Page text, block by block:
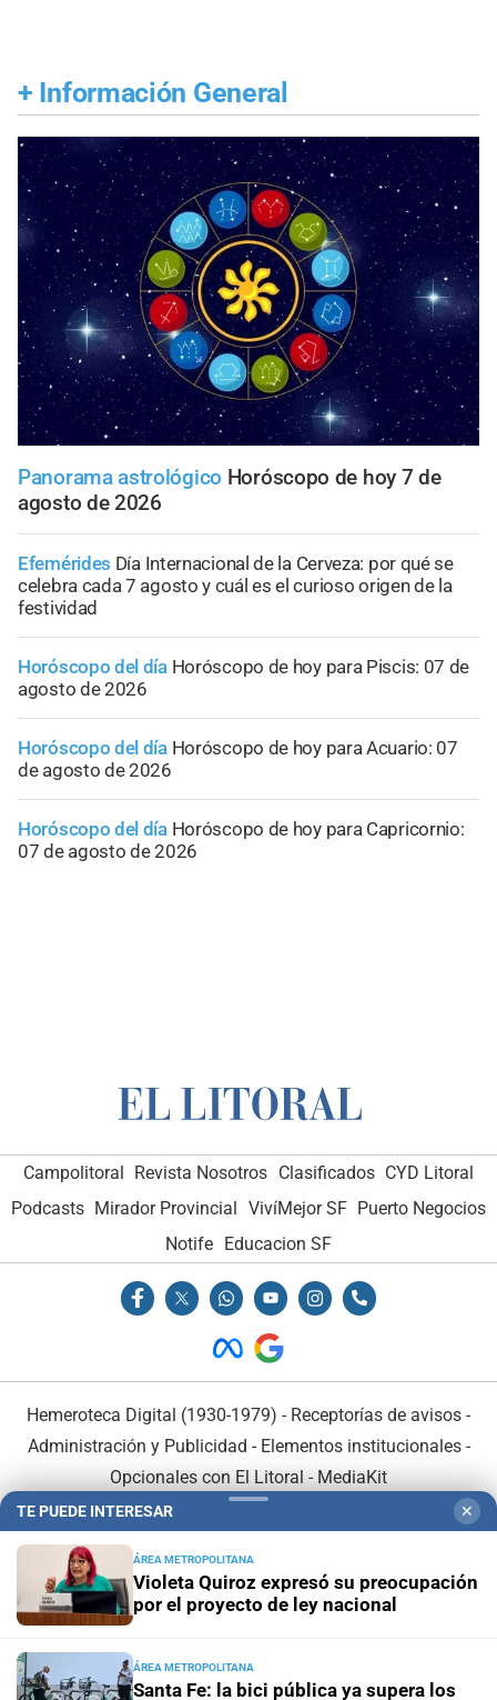
+ Información General
Panorama astrológico Horóscopo de hoy 7 de
agosto de 2026
Efemérides Día Internacional de la Cerveza: por qué se
celebra cada 7 agosto y cuál es el curioso origen de la
festividad
Horóscopo del día Horóscopo de hoy para Piscis: 07 de
agosto de 2026
Horóscopo del día Horóscopo de hoy para Acuario: 07
de agosto de 2026
Horóscopo del día Horóscopo de hoy para Capricornio:
07 de agosto de 2026
Campolitoral Revista Nosotros Clasificados CYD Litoral
Podcasts Mirador Provincial VivíMejor SF Puerto Negocios
Notife Educacion SF
Hemeroteca Digital (1930-1979) - Receptorías de avisos -
Administración y Publicidad - Elementos institucionales-
Opcionales con El Litoral - MediaKit
En Asociación con:
TE PUEDE INTERESAR ✕
ÁREA METROPOLITANA
Violeta Quiroz expresó su preocupación
por el proyecto de ley nacional
ÁREA METROPOLITANA
Santa Fe: la bici pública ya supera los